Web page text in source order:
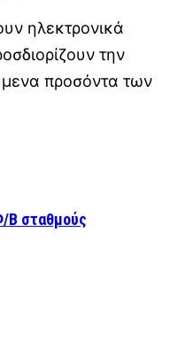
ηλεκτρονικά
την
προσόντα των
Β σταθμούς